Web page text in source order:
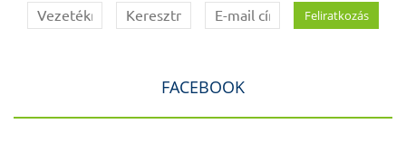
FACEBOOK